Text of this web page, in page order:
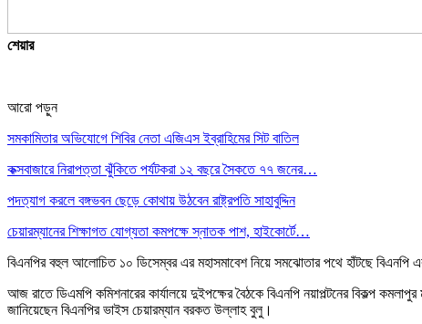
শেয়ার
আরো পড়ুন
সমকামিতার অভিযোগে শিবির নেতা এজিএস ইব্রাহিমের সিট বাতিল
কক্সবাজারে নিরাপত্তা ঝুঁকিতে পর্যটকরা ১২ বছরে সৈকতে ৭৭ জনের…
পদত্যাগ করলে বঙ্গভবন ছেড়ে কোথায় উঠবেন রাষ্ট্রপতি সাহাবুদ্দিন
চেয়ারম্যানের শিক্ষাগত যোগ্যতা কমপক্ষে স্নাতক পাশ, হাইকোর্টে…
বিএনপির বহুল আলোচিত ১০ ডিসেম্বর এর মহাসমাবেশ নিয়ে সমঝোতার পথে হাঁটছে বিএনপি
আজ রাতে ডিএমপি কমিশনারের কার্যালয়ে দুইপক্ষের বৈঠকে বিএনপি নয়াপল্টনের বিকল্প
জানিয়েছেন বিএনপির ভাইস চেয়ারম্যান বরকত উল্লাহ বুলু।